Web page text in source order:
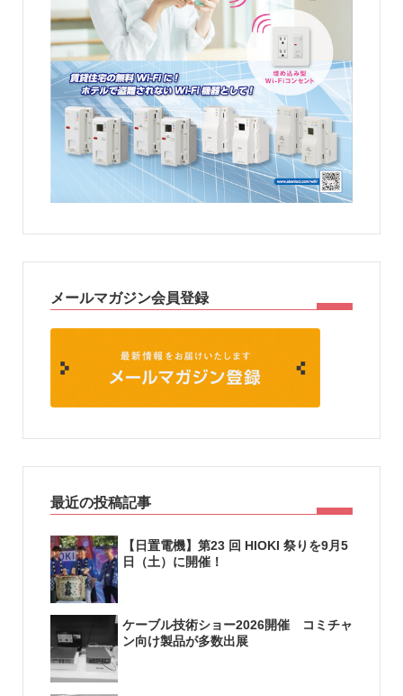
メールマガジン会員登録
最近の投稿記事
【日置電機】第23 回 HIOKI 祭りを9月5
日（土）に開催！
ケーブル技術ショー2026開催 コミチャ
ン向け製品が多数出展